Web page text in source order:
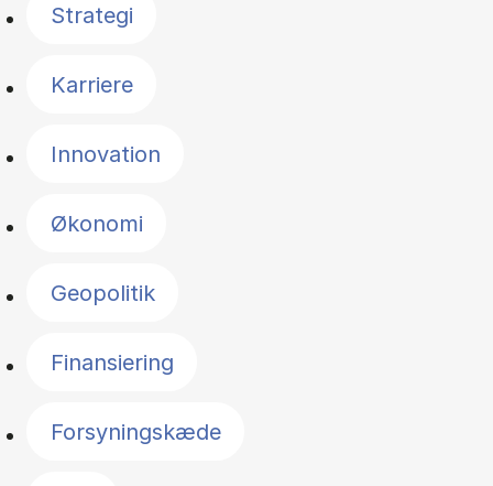
Strategi
Karriere
Innovation
Økonomi
Geopolitik
Finansiering
Forsyningskæde